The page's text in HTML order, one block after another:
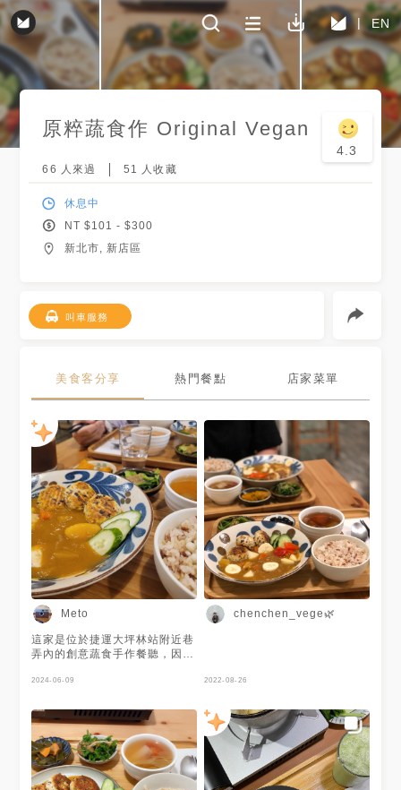
EN
原粹蔬食作 Original Vegan
4.3
66 人來過 51 人收藏
休息中
NT $101 - $300
新北市, 新店區
叫車服務
美食客分享 熱門餐點 店家菜單
Meto
這家是位於捷運大坪林站附近巷
弄內的創意蔬食手作餐聽，因為
有一個選擇。歲但如此野菜咖哩
看到有人將香蕉入菜非常有創
意，嚐起來極其新奇創意融合的
恰到好處。其他的附餐也非常美
味，白飯上還放有薏仁加以點
綴。 另外飲料的部分點了香檸
咖啡，淡淡的咖啡香加上一入口
2024-06-09
chenchen_vege🌿
2022-08-26